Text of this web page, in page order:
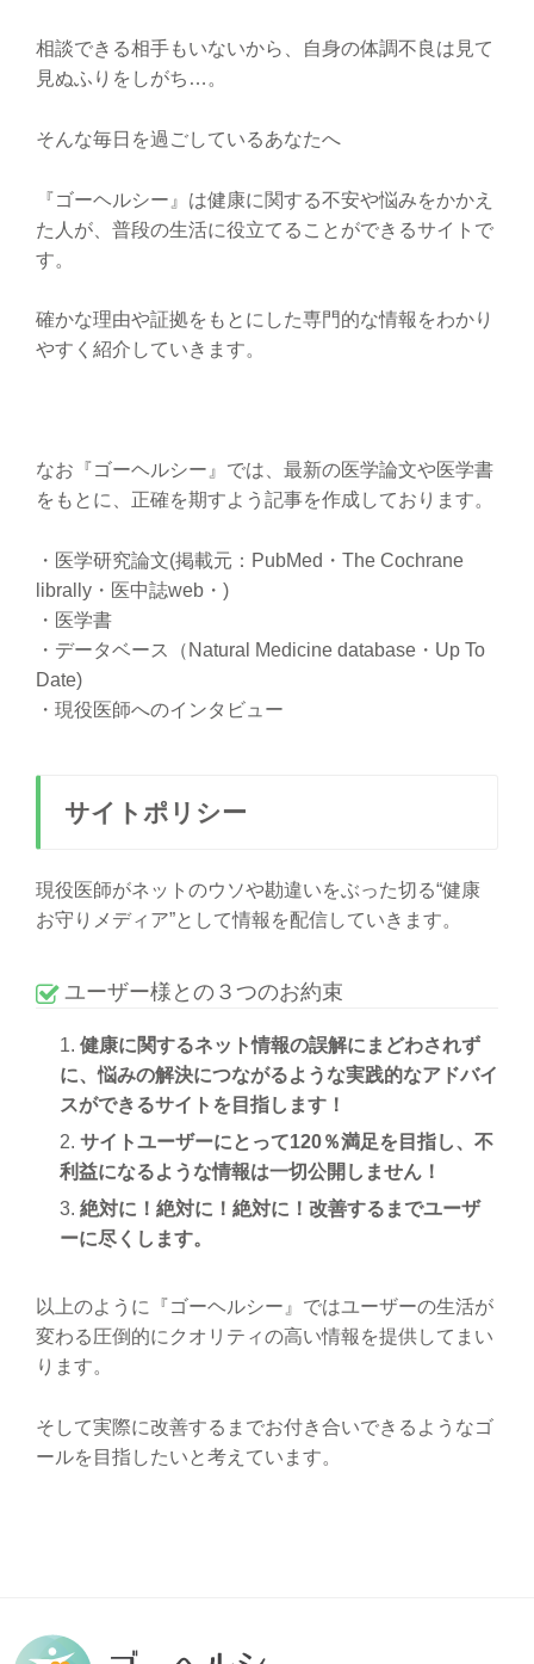
相談できる相手もいないから、自身の体調不良は見て
見ぬふりをしがち…。
そんな毎日を過ごしているあなたへ
『ゴーヘルシー』は健康に関する不安や悩みをかかえ
た人が、普段の生活に役立てることができるサイトで
す。
確かな理由や証拠をもとにした専門的な情報をわかり
やすく紹介していきます。
なお『ゴーヘルシー』では、 最新の医学論文や医学書
をもとに、正確を期すよう記事を作成しております。
・医学研究論文(掲載元：PubMed・The Cochrane
librally・医中誌web・)
・医学書
・データベース（Natural Medicine database・Up To
Date)
・現役医師へのインタビュー
サイトポリシー
現役医師がネットのウソや勘違いをぶった切る“健康
お守りメディア”として情報を配信していきます。
ユーザー様との３つのお約束
健康に関するネット情報の誤解にまどわされず
に、悩みの解決につながるような実践的なアドバイ
スができるサイトを目指します！
サイトユーザーにとって120％満足を目指し、不
利益になるような情報は一切公開しません！
絶対に！絶対に！絶対に！改善するまでユーザ
ーに尽くします。
以上のように『ゴーヘルシー』ではユーザーの生活が
変わる圧倒的にクオリティの高い情報を提供してまい
ります。
そして実際に改善するまでお付き合いできるようなゴ
ールを目指したいと考えています。